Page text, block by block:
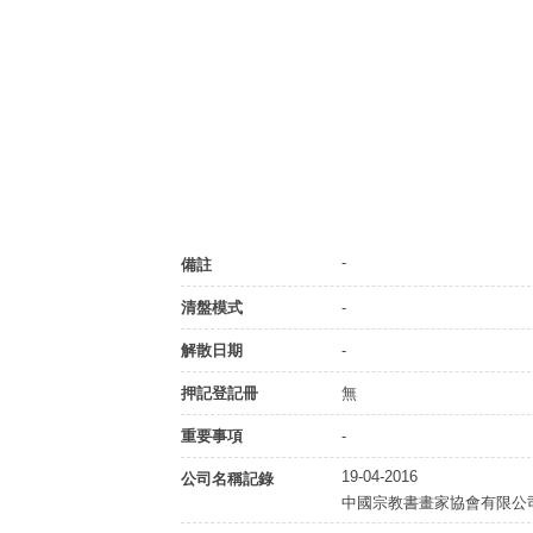
備註 -
清盤模式 -
解散日期 -
押記登記冊 無
重要事項 -
公司名稱記錄
19-04-2016
中國宗教書畫家協會有限公